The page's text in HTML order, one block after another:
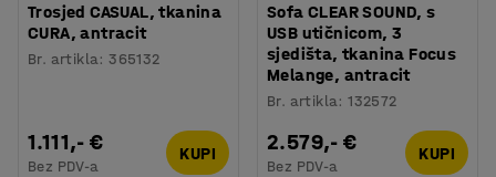
Trosjed CASUAL, tkanina
CURA, antracit
Br. artikla:365132
1.111,- €
Bez PDV-a
KUPI
Sofa CLEAR SOUND, s
USB utičnicom, 3
sjedišta, tkanina Focus
Melange, antracit
Br. artikla:132572
2.579,- €
Bez PDV-a
KUPI